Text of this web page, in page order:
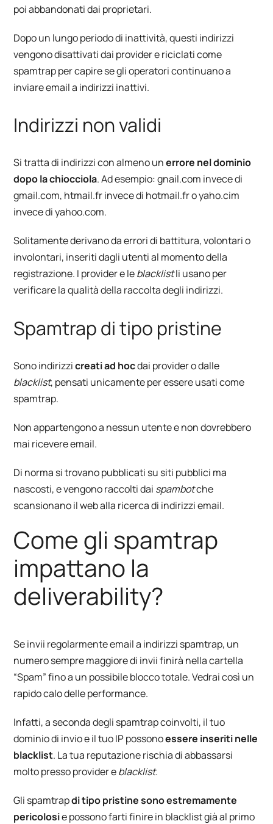
poi abbandonati dai proprietari.
Dopo un lungo periodo di inattività, questi indirizzi
vengono disattivati dai provider e riciclati come
spamtrap per capire se gli operatori continuano a
inviare email a indirizzi inattivi.
Indirizzi non validi
Si tratta di indirizzi con almeno unerrore nel dominio
dopo la chiocciola. Ad esempio: gnail.com invece di
gmail.com, htmail.fr invece di hotmail.fr o yaho.cim
invece di yahoo.com.
Solitamente derivano da errori di battitura, volontari o
involontari, inseriti dagli utenti al momento della
registrazione. I provider e leblacklistli usano per
verificare la qualità della raccolta degli indirizzi.
Spamtrap di tipo pristine
Sono indirizzicreati ad hocdai provider o dalle
blacklist, pensati unicamente per essere usati come
spamtrap.
Non appartengono a nessun utente e non dovrebbero
mai ricevere email.
Di norma si trovano pubblicati su siti pubblici ma
nascosti, e vengono raccolti dai spambotche
scansionano il web alla ricerca di indirizzi email.
Come gli spamtrap
impattano la
deliverability?
Se invii regolarmente email a indirizzi spamtrap, un
numero sempre maggiore di invii finirà nella cartella
“Spam” fino a un possibile blocco totale. Vedrai così un
rapido calo delle performance.
Infatti, a seconda degli spamtrap coinvolti, il tuo
dominio di invio e il tuo IP possonoessere inseriti nelle
blacklist. La tua reputazione rischia di abbassarsi
molto presso provider eblacklist.
Gli spamtrapdi tipo pristine sono estremamente
pericolosie possono farti finire in blacklist già al primo